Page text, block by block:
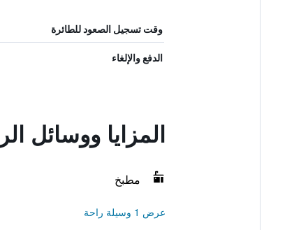
وقت تسجيل الصعود للطائرة
الدفع والإلغاء
المزايا ووسائل
مطبخ
عرض 1 وسيلة راحة